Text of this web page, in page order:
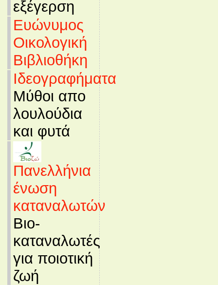
εξέγερση
Ευώνυμος
Οικολογική
Βιβλιοθήκη
Ιδεογραφήματα
Μύθοι απο
λουλούδια
και φυτά
Πανελλήνια
ένωση
καταναλωτών
Βιο-
καταναλωτές
για ποιοτική
ζωή